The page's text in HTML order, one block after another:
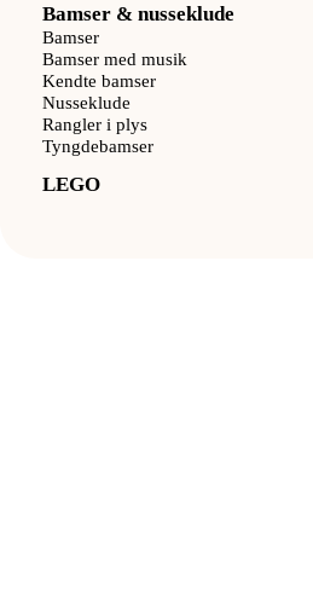
Bamser & nusseklude
Bamser
Bamser med musik
Kendte bamser
Nusseklude
Rangler i plys
Tyngdebamser
LEGO